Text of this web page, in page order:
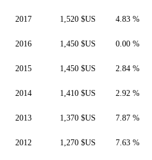
2017 1,520 $US 4.83 %
2016 1,450 $US 0.00 %
2015 1,450 $US 2.84 %
2014 1,410 $US 2.92 %
2013 1,370 $US 7.87 %
2012 1,270 $US 7.63 %